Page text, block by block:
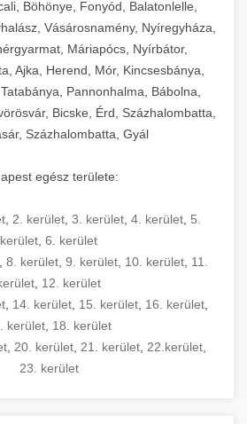
gőzpárolók katalógusa -
berendezések
megfelel az összes
előírásnak.
széles
- chef-iparikonyhagepek.hu
és hűtőkamra rendszerek
és vízminőséget figyelő
valamint energiatakarékos
A rozsdamentes
és a könnyen hozzáférhető
pontok biztosítják a hosszú
az egyszerű üzemeltetést.
teljes kínálata -
és tisztítóberendezések
és karbantarthatók,
összes élelmiszer-biztonsági
teljesítményű modellek
asztali és állványos
az egyedi igények és a
mennyiségek függvényében.
biztosító védőburkolatok
számára.
szakmai választéka -
iparikonyhagepek.hu
sajtreszelő és aprítógépek
foglal, amely szükséges
hatékonyan működő
komplett felszereléséhez
Az alapvető
(tűzhelyek, sütők,
kezdve a speciális
(szeletelők, aprítók,
mindent egy helyen
tanácsadóink segítenek a
kiválasztásában, a
elrendezésének
valamint a telepítés és az
koordinálásában. Hosszú távú
szerviz és folyamatos műszaki
az Ön nyugalmát és
Böhönye, Fonyód, Balatonlelle,
Vásárosnamény, Nyíregyháza,
Máriapócs, Nyírbátor,
Ajka, Herend, Mór, Kincsesbánya,
Pannonhalma, Bábolna,
Bicske, Érd, Százhalombatta,
Százhalombatta, Gyál
egész területe:
2. kerület 3. kerület 4. kerület 5.
kerület 6. kerület
8. kerület, 9. kerület, 10. kerület, 11.
12. kerület
14. kerület 15. kerület 16. kerület
kerület 18. kerület
20. kerület 21. kerület 22.kerület
23. kerület